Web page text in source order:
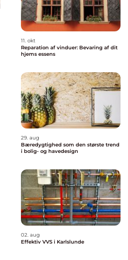
11. okt
Reparation af vinduer: Bevaring af dit
hjems essens
29. aug
Bæredygtighed som den største trend
i bolig- og havedesign
02. aug
Effektiv VVS i Karlslunde